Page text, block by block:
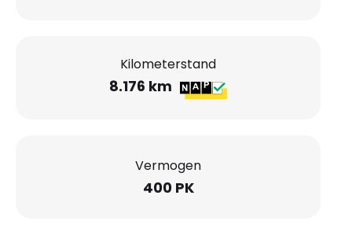
Kilometerstand
8.176 km
Vermogen
400 PK